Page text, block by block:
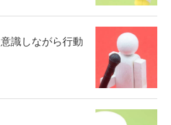
識しながら行動